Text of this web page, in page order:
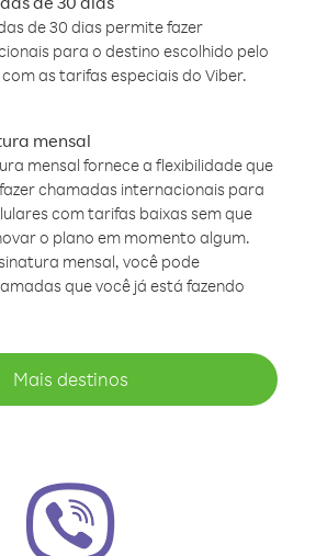
de 30 dias permite fazer
para o destino escolhido pelo
as tarifas especiais do Viber.
mensal
mensal fornece a flexibilidade que
chamadas internacionais para
com tarifas baixas sem que
o plano em momento algum.
mensal, você pode
que você já está fazendo
Mais destinos